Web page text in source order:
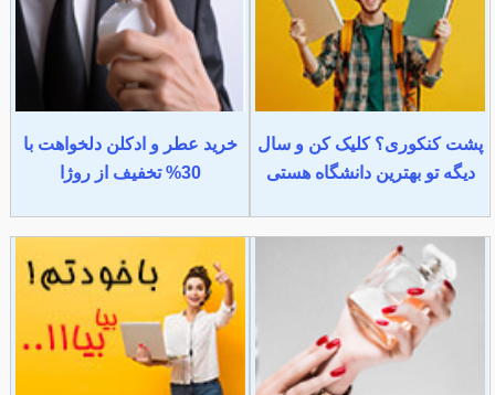
پشت کنکوری؟ کلیک کن و سال
دیگه تو بهترین دانشگاه هستی
خرید عطر و ادکلن دلخواهت با
30% تخفیف از روژا